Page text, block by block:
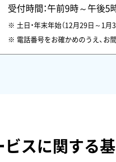
受付時間：午前9時～午後5
土日・年末年始（12月29日～1月3
電話番号をお確かめのうえ、お
ビスに関する